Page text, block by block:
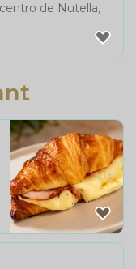
de Nutella,